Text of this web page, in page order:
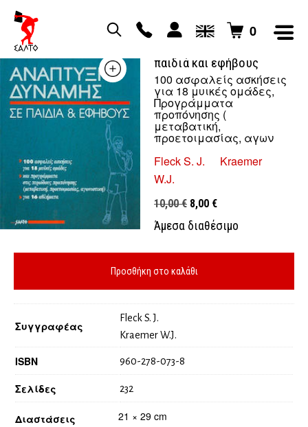
0
παιδιά και εφήβους
100 ασφαλείς ασκήσεις
για 18 μυικές ομάδες,
Προγράμματα
προπόνησης (
μεταβατική,
προετοιμασίας, αγων
Fleck S. J.
Kraemer
W.J.
10,00€ Original
price
10,00 €.
8,00 €Η
τρέχουσα
τιμή
είναι:
Άμεσα διαθέσιμο
Προσθήκη στο καλάθι
Διαστάσεις 21 × 29 cm
Συγγραφέας
Fleck S. J.
Kraemer W.J.
ISBN 960-278-073-8
Σελίδες 232